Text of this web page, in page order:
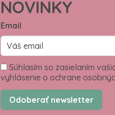
NOVINKY
Email
Súhlasím so zasielaním
vyhlásenie o ochrane
Odoberať newsletter